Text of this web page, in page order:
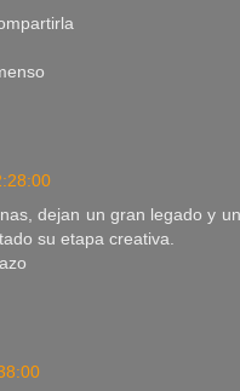
dejan un gran legado y
su etapa creativa.